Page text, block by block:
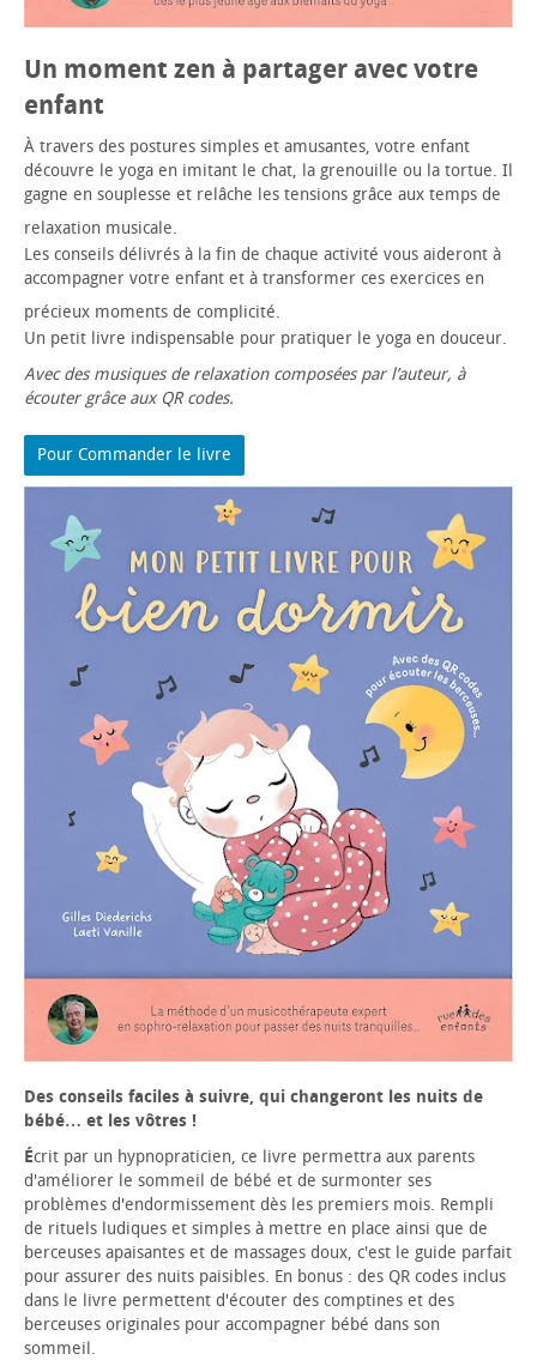
Un moment zen à partager avec votre
enfant
À travers des postures simples et amusantes, votre enfant
découvre le yoga en imitant le chat, la grenouille ou la tortue. Il
gagne en souplesse et relâche les tensions grâce aux temps de
relaxation musicale.
Les conseils délivrés à la fin de chaque activité vous aideront à
accompagner votre enfant et à transformer ces exercices en
précieux moments de complicité.
Un petit livre indispensable pour pratiquer le yoga en douceur.
Avec des musiques de relaxation composées par l’auteur, à
écouter grâce aux QR codes.
Pour Commander le livre
Des conseils faciles à suivre, qui changeront les nuits de
bébé… et les vôtres !
Écrit par un hypnopraticien, ce livre permettra aux parents
d'améliorer le sommeil de bébé et de surmonter ses
problèmes d'endormissement dès les premiers mois. Rempli
de rituels ludiques et simples à mettre en place ainsi que de
berceuses apaisantes et de massages doux, c'est le guide parfait
pour assurer des nuits paisibles. En bonus : des QR codes inclus
dans le livre permettent d'écouter des comptines et des
berceuses originales pour accompagner bébé dans son
sommeil.